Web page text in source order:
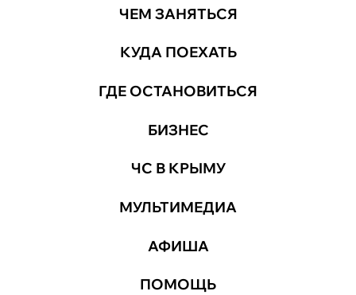
ЧЕМ ЗАНЯТЬСЯ
КУДА ПОЕХАТЬ
ГДЕ ОСТАНОВИТЬСЯ
БИЗНЕС
ЧС В КРЫМУ
МУЛЬТИМЕДИА
АФИША
ПОМОЩЬ